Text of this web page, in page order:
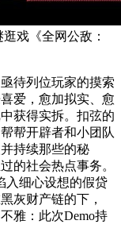
戏《全网公敌：
待列位玩家的摸索
爱，愈加拟实、愈
获得实拆。扣弦的
帮开辟者和小团队
持续那些的秘
的社会热点事务。
入细心设想的假贷
灰财产链的下，
雅：此次Demo持